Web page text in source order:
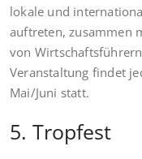
lokale und
auftreten, zusammen
von
Veranstaltung findet
Mai/Juni statt.
5. Tropfest